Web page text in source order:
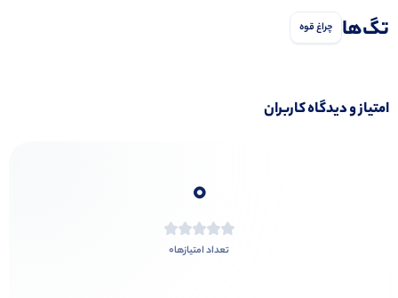
تگ‌ها چراغ قوه
امتیاز و دیدگاه کاربران
0
تعداد امتیازها0